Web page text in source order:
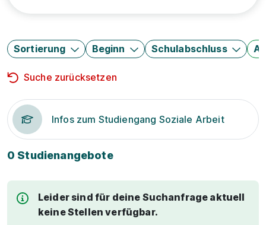
Sortierung Beginn Schulabschluss
Suche zurücksetzen
Infos zum Studiengang Soziale Arbeit
0 Studienangebote
Leider sind für deine Suchanfrage aktuell
keine Stellen verfügbar.